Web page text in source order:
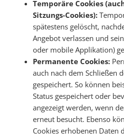
Temporäre Cookies
Sitzungs-Cookies):
spätestens gelöscht,
Angebot verlassen und
oder mobile Applikation)
Permanente Cookies:
auch nach dem Schließen
gespeichert. So können
Status gespeichert oder
angezeigt werden, wenn
erneut besucht. Ebenso
Cookies erhobenen Daten